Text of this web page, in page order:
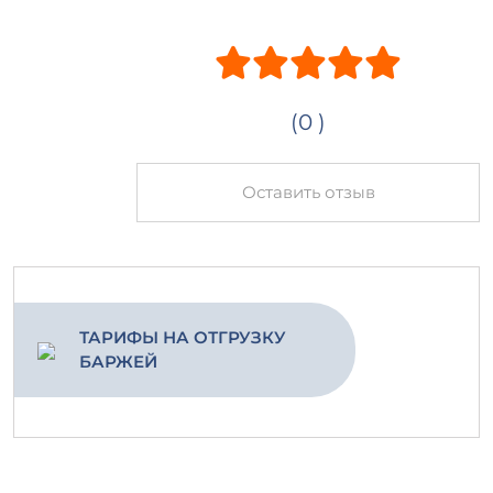
(0 )
Оставить отзыв
ТАРИФЫ НА ОТГРУЗКУ
БАРЖЕЙ